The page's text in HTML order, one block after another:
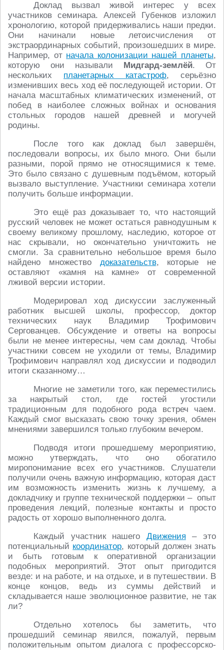
Доклад вызвал живой интерес у всех
участников семинара. Алексей Губенков изложил
хронологию, которой придерживались наши предки.
Они начинали новые летоисчисления от
экстраординарных событий, произошедших в мире.
Например, от начала колонизации нашей планеты,
которую они называли Мидгард-землёй. От
нескольких планетарных катастроф, серьёзно
изменивших весь ход её последующей истории. От
начала масштабных климатических изменений, от
побед в наиболее сложных войнах и основания
стольных городов нашей древней и могучей
родины.
После того как доклад был завершён,
последовали вопросы, их было много. Они были
разными, порой прямо не относящимися к теме.
Это было связано с душевным подъёмом, который
вызвало выступление. Участники семинара хотели
получить больше информации.
Это ещё раз доказывает то, что настоящий
русский человек не может остаться равнодушным к
своему великому прошлому, наследию, которое от
нас скрывали, но окончательно уничтожить не
смогли. За сравнительно небольшое время было
найдено множество доказательств, которые не
оставляют «камня на камне» от современной
лживой версии истории.
Модерировал ход дискуссии заслуженный
работник высшей школы, профессор, доктор
технических наук Владимир Трофимович
Сергованцев. Обсуждение и ответы на вопросы
были не менее интересны, чем сам доклад. Чтобы
участники совсем не уходили от темы, Владимир
Трофимович направлял ход дискуссии и подводил
итоги сказанному…
Многие не заметили того, как переместились
за накрытый стол, где гостей угостили
традиционным для подобного рода встреч чаем.
Каждый смог высказать свою точку зрения, обмен
мнениями завершился только глубоким вечером.
Подводя итоги прошедшему мероприятию,
можно утверждать, что оно обогатило
миропонимание всех его участников. Слушатели
получили очень важную информацию, которая даст
им возможность изменить жизнь к лучшему, а
докладчику и группе технической поддержки – опыт
проведения лекций, полезные контакты и просто
радость от хорошо выполненного долга.
Каждый участник нашего Движения – это
потенциальный координатор, который должен знать
и быть готовым к оперативной организации
подобных мероприятий. Этот опыт пригодится
везде: и на работе, и на отдыхе, и в путешествии. В
конце концов, ведь из суммы действий и
складывается наше эволюционное развитие, не так
ли?
Отдельно хотелось бы заметить, что
прошедший семинар явился, пожалуй, первым
положительным опытом диалога с профессорско-